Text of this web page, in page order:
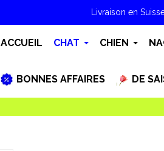
Livraison en
ACCUEIL CHAT CHIEN
BONNES AFFAIRES DE